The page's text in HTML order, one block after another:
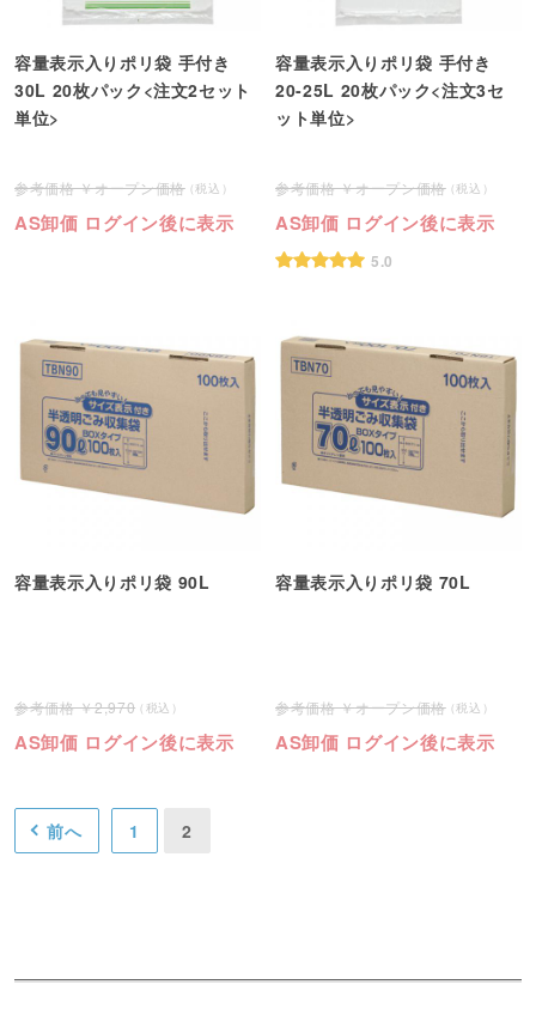
容量表示入りポリ袋 手付き
30L 20枚パック<注文2セット
単位>
オープン価格
AS卸価 ログイン後に表示
容量表示入りポリ袋 手付き
20-25L 20枚パック<注文3セ
ット単位>
オープン価格
AS卸価 ログイン後に表示
5.0
容量表示入りポリ袋 90L
2,970
AS卸価 ログイン後に表示
容量表示入りポリ袋 70L
オープン価格
AS卸価 ログイン後に表示
前へ 1 2